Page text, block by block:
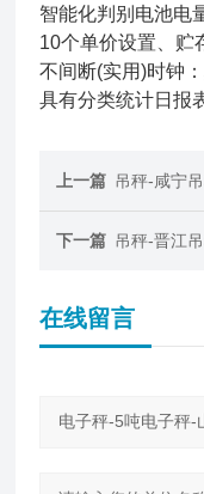
智能化判别电池电
10个单价设置、贮
不间断(实用)时钟
具有分类统计日报
上一篇 吊秤-咸宁
下一篇 吊秤-晋江
在线留言